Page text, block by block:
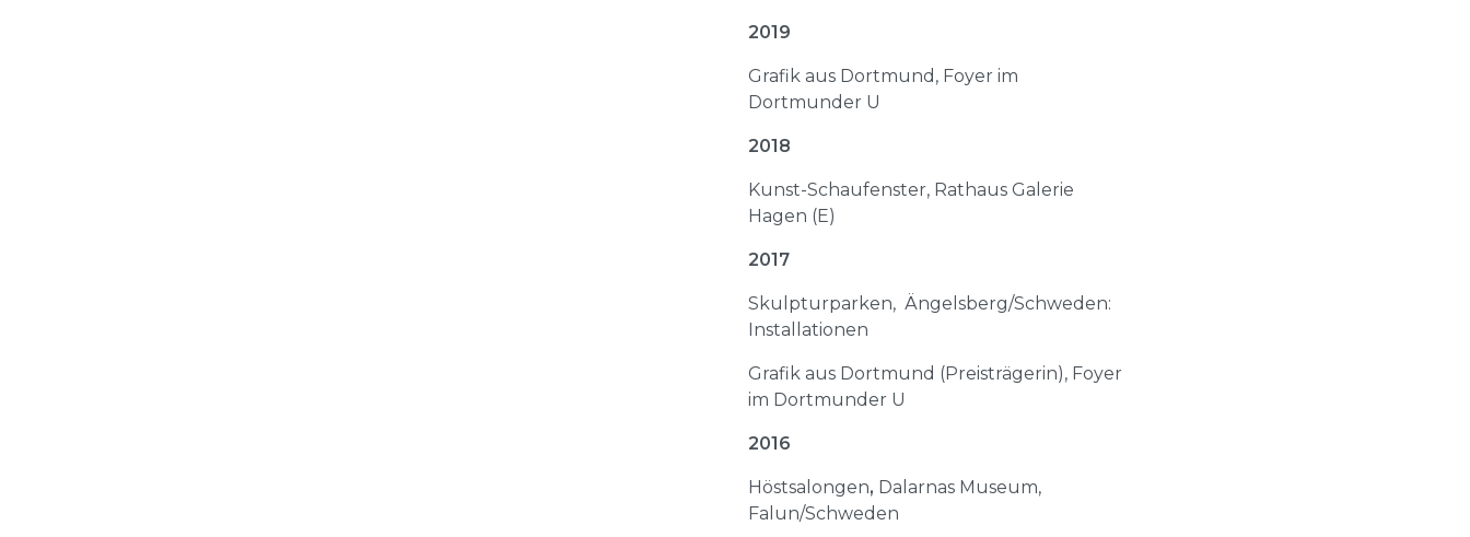
2019
Grafik aus Dortmund, Foyer im
Dortmunder U
2018
Kunst-Schaufenster, Rathaus Galerie
Hagen (E)
2017
Skulpturparken, Ängelsberg/Schweden:
Installationen
Grafik aus Dortmund (Preisträgerin), Foyer
im Dortmunder U
2016
Höstsalongen, Dalarnas Museum,
Falun/Schweden